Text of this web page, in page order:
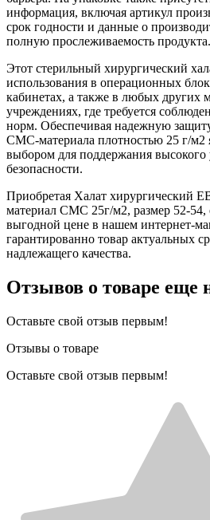
информация, включая артикул
срок годности и данные о
полную прослеживаемость продукта.
Этот стерильный хирургический
использования в операционных
кабинетах, а также в любых других
учреждениях, где требуется
норм. Обеспечивая надежную
СМС-материала плотностью 25 г/м2
выбором для поддержания
безопасности.
Приобретая Халат хирургический
материал СМС 25г/м2, размер 52-
выгодной цене в нашем интернет-
гарантированно товар актуальных
надлежащего качества.
Отзывов о товаре еще
Оставьте свой отзыв первым!
Отзывы о товаре
Оставьте свой отзыв первым!